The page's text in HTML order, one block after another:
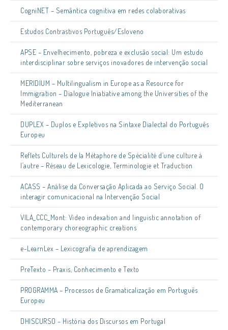
CogniNET – Semântica cognitiva em redes colaborativas
Estudos Contrastivos Português/Esloveno
APSE – Envelhecimento, pobreza e exclusão social: Um estudo
interdisciplinar sobre serviços inovadores de intervenção social
MERIDIUM – Multilingualism in Europe as a Resource for
Immigration – Dialogue Iniatiative among the Universities of the
Mediterranean
DUPLEX – Duplos e Expletivos na Sintaxe Dialectal do Português
Europeu
Reflets Culturels de la Métaphore de Spécialité d’une culture à
l’autre – Réseau de Lexicologie, Terminologie et Traduction
ACASS – Análise da Conversação Aplicada ao Serviço Social. O
interagir comunicacional na Intervenção Social
VILA_CCC_Mont: Video indexation and linguistic annotation of
contemporary choreographic creations
e-LearnLex – Lexicografia de aprendizagem
PreTexto – Praxis, Conhecimento e Texto
PROGRAMMA – Processos de Gramaticalização em Português
Europeu
DHISCURSO – História dos Discursos em Portugal